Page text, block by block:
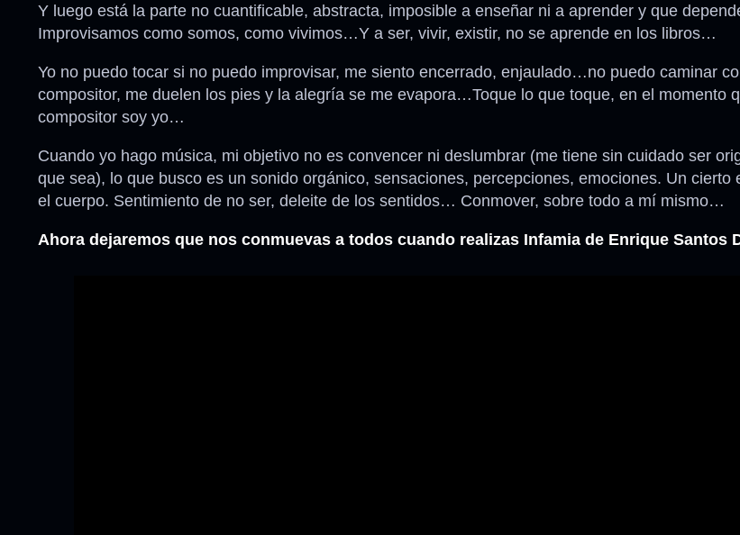
Y luego está la parte no cuantificable, abstracta, imposible a enseñar ni a aprender y que
Improvisamos como somos, como vivimos…Y a ser, vivir, existir, no se aprende en los libros…
Yo no puedo tocar si no puedo improvisar, me siento encerrado, enjaulado…no puedo caminar
compositor, me duelen los pies y la alegría se me evapora…Toque lo que toque, en el momento
compositor soy yo…
Cuando yo hago música, mi objetivo no es convencer ni deslumbrar (me tiene sin cuidado ser
que sea), lo que busco es un sonido orgánico, sensaciones, percepciones, emociones. Un cierto
el cuerpo. Sentimiento de no ser, deleite de los sentidos… Conmover, sobre todo a mí mismo…
Ahora dejaremos que nos conmuevas a todos cuando realizas Infamia de Enrique Santos